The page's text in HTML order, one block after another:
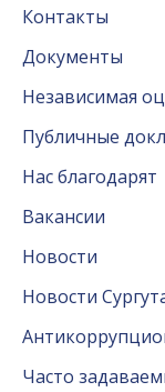
Контакты
Документы
Независимая
Публичные
Нас благодарят
Вакансии
Новости
Новости
Часто